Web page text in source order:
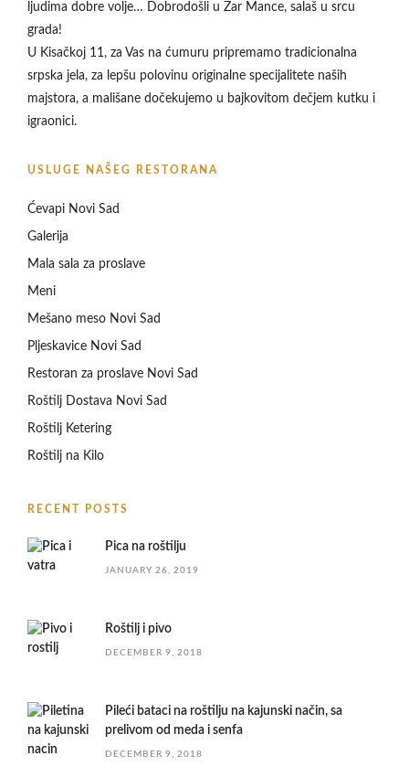
ljudima dobre volje… Dobrodošli u Žar Mance, salaš u srcu
grada!
U Kisačkoj 11, za Vas na ćumuru pripremamo tradicionalna
srpska jela, za lepšu polovinu originalne specijalitete naših
majstora, a mališane dočekujemo u bajkovitom dečjem kutku i
igraonici.
USLUGE NAŠEG RESTORANA
Ćevapi Novi Sad
Galerija
Mala sala za proslave
Meni
Mešano meso Novi Sad
Pljeskavice Novi Sad
Restoran za proslave Novi Sad
Roštilj Dostava Novi Sad
Roštilj Ketering
Roštilj na Kilo
RECENT POSTS
Pica na roštilju
JANUARY 26, 2019
Roštilj i pivo
DECEMBER 9, 2018
Pileći bataci na roštilju na kajunski način, sa
prelivom od meda i senfa
DECEMBER 9, 2018